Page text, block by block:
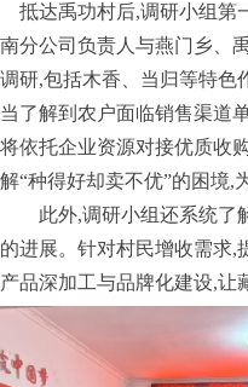
抵达禹功村后,调研小组第
南分公司负责人与燕门乡、
调研,包括木香、当归等特色
当了解到农户面临销售渠道
将依托企业资源对接优质收
解“种得好却卖不优”的困境,
此外,调研小组还系统了
的进展。针对村民增收需求,
产品深加工与品牌化建设,让